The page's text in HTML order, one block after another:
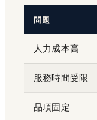
問題
人力成本高
服務時間受限
品項固定